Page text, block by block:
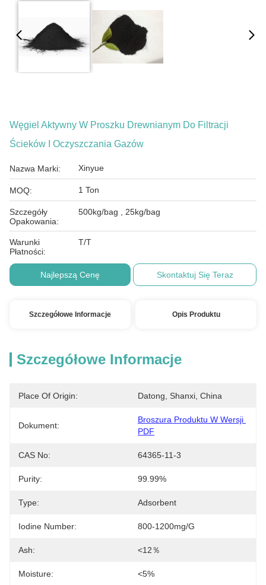
Węgiel Aktywny W Proszku Drewnianym Do Filtracji
Ścieków I Oczyszczania Gazów
Nazwa Marki: Xinyue
MOQ: 1 Ton
Szczegóły
Opakowania:
500kg/bag , 25kg/bag
Warunki
Płatności:
T/T
Najlepszą Cenę Skontaktuj Się Teraz
Szczegółowe Informacje Opis Produktu
Szczegółowe Informacje
Place Of Origin: Datong, Shanxi, China
Dokument:
Broszura Produktu W Wersji
PDF
CAS No: 64365-11-3
Purity: 99.99%
Type: Adsorbent
Iodine Number: 800-1200mg/g
Ash: <12％
Moisture: <5%